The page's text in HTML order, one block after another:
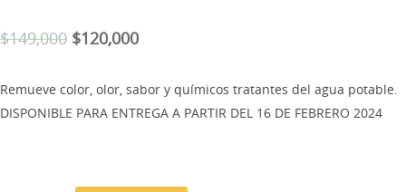
based on
customer
$149,000 $120,000
Remueve color, olor, sabor y químicos tratantes del agua potable.
DISPONIBLE PARA ENTREGA A PARTIR DEL 16 DE FEBRERO 2024